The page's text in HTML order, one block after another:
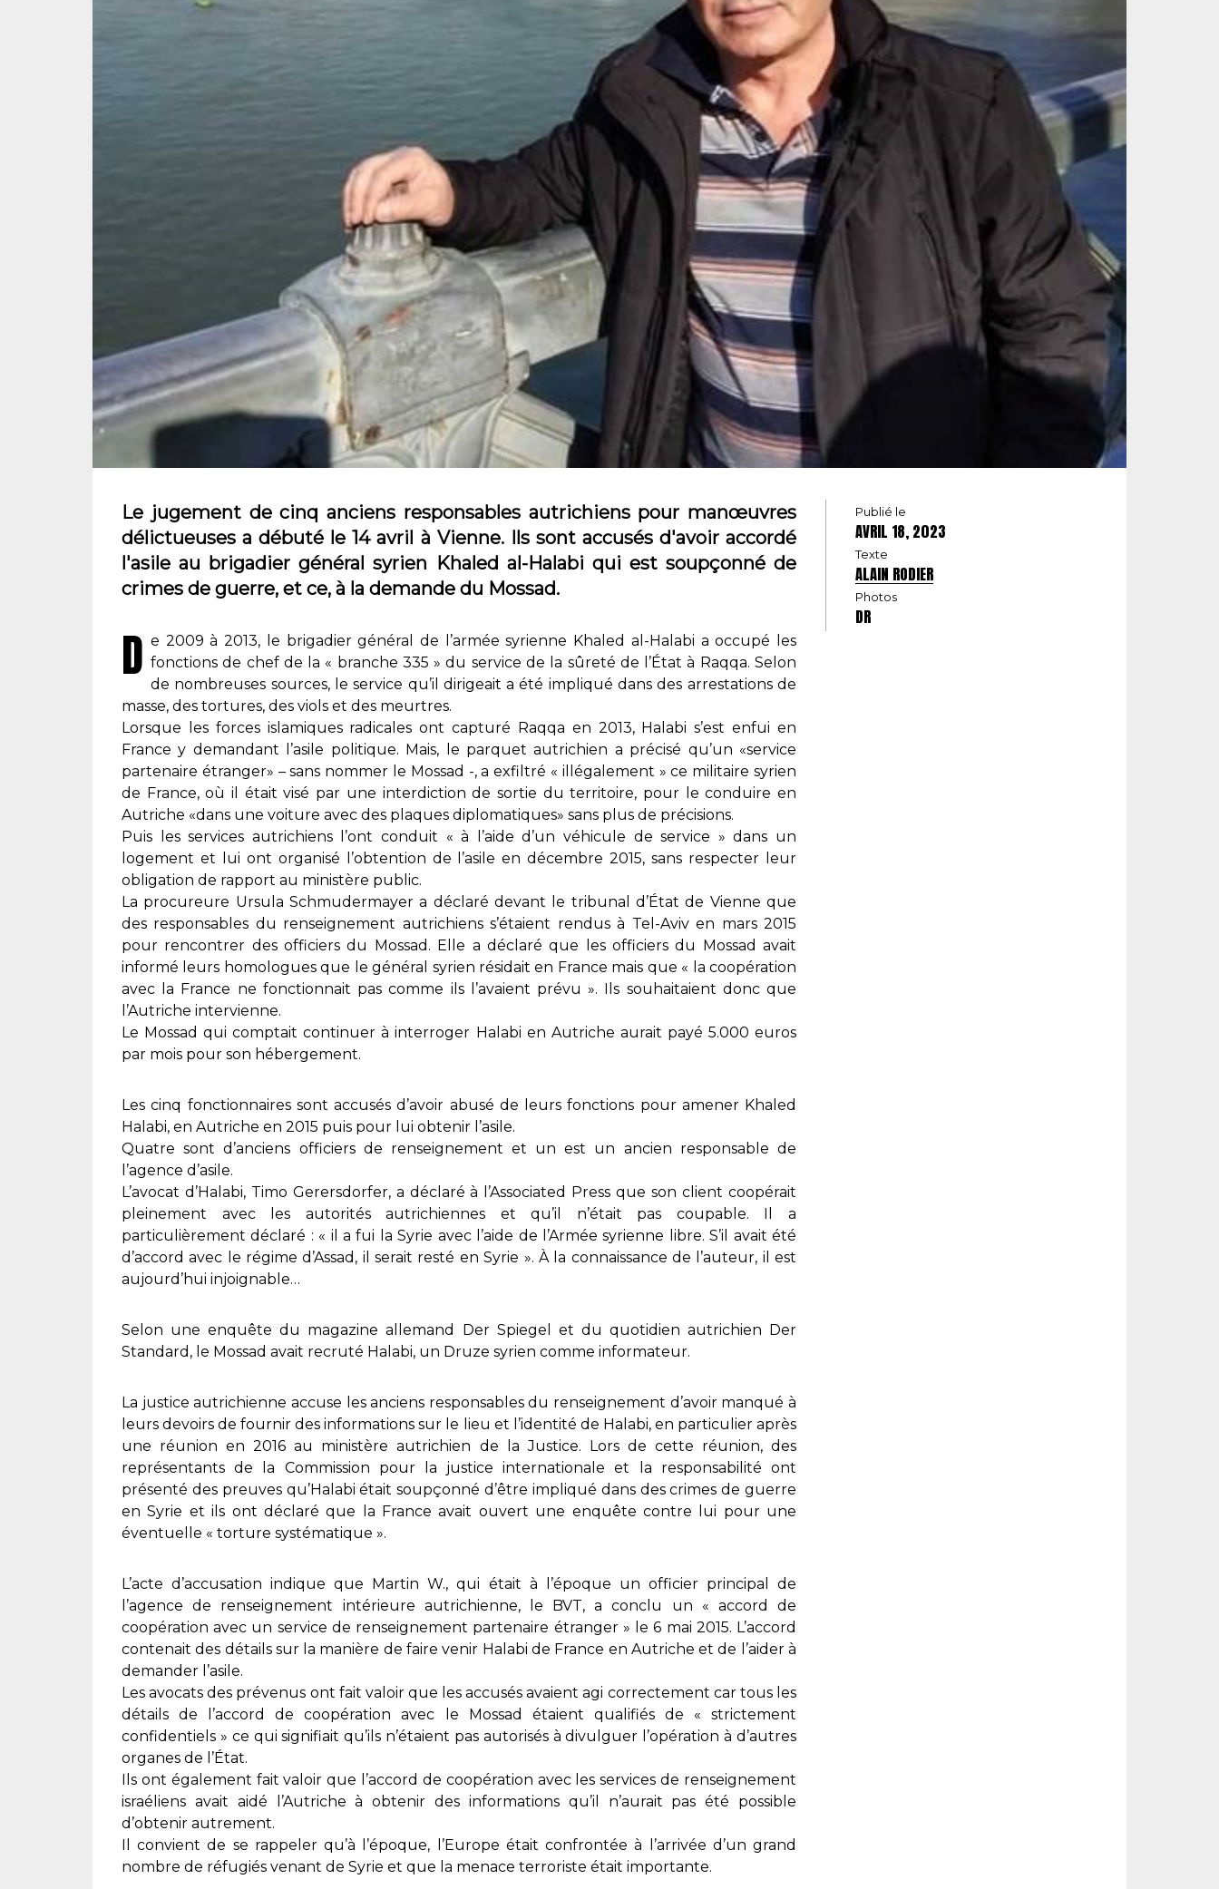
Le jugement de cinq anciens responsables autrichiens pour manœuvres
délictueuses a débuté le 14 avril à Vienne. Ils sont accusés d'avoir accordé
l'asile au brigadier général syrien Khaled al-Halabi qui est soupçonné de
crimes de guerre, et ce, à la demande du Mossad.
D e 2009 à 2013, le brigadier général de l’armée syrienne Khaled al-Halabi a occupé les
fonctions de chef de la « branche 335 » du service de la sûreté de l’État à Raqqa. Selon
de nombreuses sources, le service qu’il dirigeait a été impliqué dans des arrestations de
masse, des tortures, des viols et des meurtres.
Lorsque les forces islamiques radicales ont capturé Raqqa en 2013, Halabi s’est enfui en
France y demandant l’asile politique. Mais, le parquet autrichien a précisé qu’un «service
partenaire étranger» – sans nommer le Mossad -, a exfiltré « illégalement » ce militaire syrien
de France, où il était visé par une interdiction de sortie du territoire, pour le conduire en
Autriche «dans une voiture avec des plaques diplomatiques» sans plus de précisions.
Puis les services autrichiens l’ont conduit « à l’aide d’un véhicule de service » dans un
logement et lui ont organisé l’obtention de l’asile en décembre 2015, sans respecter leur
obligation de rapport au ministère public.
La procureure Ursula Schmudermayer a déclaré devant le tribunal d’État de Vienne que
des responsables du renseignement autrichiens s’étaient rendus à Tel-Aviv en mars 2015
pour rencontrer des officiers du Mossad. Elle a déclaré que les officiers du Mossad avait
informé leurs homologues que le général syrien résidait en France mais que « la coopération
avec la France ne fonctionnait pas comme ils l’avaient prévu ». Ils souhaitaient donc que
l’Autriche intervienne.
Le Mossad qui comptait continuer à interroger Halabi en Autriche aurait payé 5.000 euros
par mois pour son hébergement.
Les cinq fonctionnaires sont accusés d’avoir abusé de leurs fonctions pour amener Khaled
Halabi, en Autriche en 2015 puis pour lui obtenir l’asile.
Quatre sont d’anciens officiers de renseignement et un est un ancien responsable de
l’agence d’asile.
L’avocat d’Halabi, Timo Gerersdorfer, a déclaré à l’Associated Press que son client coopérait
pleinement avec les autorités autrichiennes et qu’il n’était pas coupable. Il a
particulièrement déclaré : « il a fui la Syrie avec l’aide de l’Armée syrienne libre. S’il avait été
d’accord avec le régime d’Assad, il serait resté en Syrie ». À la connaissance de l’auteur, il est
aujourd’hui injoignable…
Selon une enquête du magazine allemand Der Spiegel et du quotidien autrichien Der
Standard, le Mossad avait recruté Halabi, un Druze syrien comme informateur.
La justice autrichienne accuse les anciens responsables du renseignement d’avoir manqué à
leurs devoirs de fournir des informations sur le lieu et l’identité de Halabi, en particulier après
une réunion en 2016 au ministère autrichien de la Justice. Lors de cette réunion, des
représentants de la Commission pour la justice internationale et la responsabilité ont
présenté des preuves qu’Halabi était soupçonné d’être impliqué dans des crimes de guerre
en Syrie et ils ont déclaré que la France avait ouvert une enquête contre lui pour une
éventuelle « torture systématique ».
L’acte d’accusation indique que Martin W., qui était à l’époque un officier principal de
l’agence de renseignement intérieure autrichienne, le BVT, a conclu un « accord de
coopération avec un service de renseignement partenaire étranger » le 6 mai 2015. L’accord
contenait des détails sur la manière de faire venir Halabi de France en Autriche et de l’aider à
demander l’asile.
Les avocats des prévenus ont fait valoir que les accusés avaient agi correctement car tous les
détails de l’accord de coopération avec le Mossad étaient qualifiés de « strictement
confidentiels » ce qui signifiait qu’ils n’étaient pas autorisés à divulguer l’opération à d’autres
organes de l’État.
Ils ont également fait valoir que l’accord de coopération avec les services de renseignement
israéliens avait aidé l’Autriche à obtenir des informations qu’il n’aurait pas été possible
d’obtenir autrement.
Il convient de se rappeler qu’à l’époque, l’Europe était confrontée à l’arrivée d’un grand
nombre de réfugiés venant de Syrie et que la menace terroriste était importante.
Publié le
AVRIL 18, 2023
Texte
ALAIN RODIER
Photos
DR